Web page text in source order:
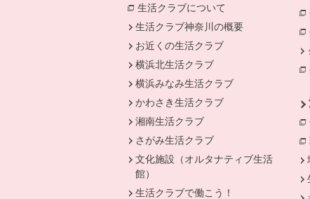
生活クラブについて
別のウィンドウで
生活クラブ神奈川の概要
お近くの生活クラブ
横浜北生活クラブ
横浜みなみ生活クラブ
かわさき生活クラブ
湘南生活クラブ
さがみ生活クラブ
文化施設（オルタナティブ生活
館）
生活クラブで働こう！